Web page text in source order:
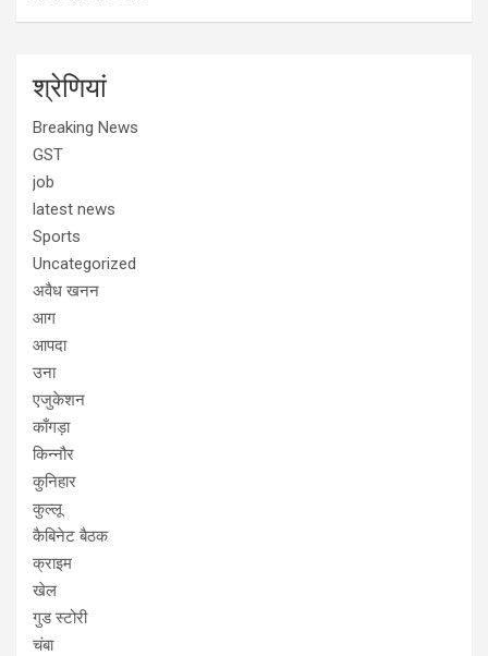
श्रेणियां
Breaking News
GST
job
latest news
Sports
Uncategorized
अवैध खनन
आग
आपदा
उना
एजुकेशन
काँगड़ा
किन्नौर
कुनिहार
कुल्लू
कैबिनेट बैठक
क्राइम
खेल
गुड स्टोरी
चंबा